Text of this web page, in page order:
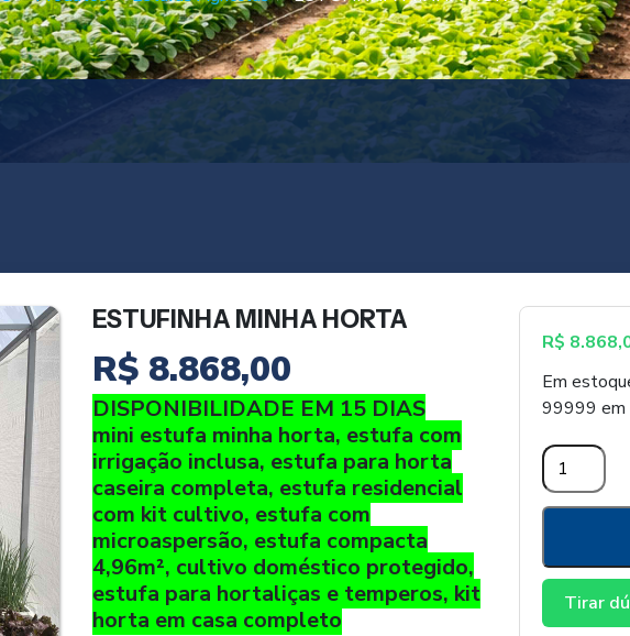
ESTUFINHA MINHA HORTA
R$ 8.868,00
DISPONIBILIDADE EM 15 DIAS
mini estufa minha horta, estufa com
irrigação inclusa, estufa para horta
caseira completa, estufa residencial
com kit cultivo, estufa com
microaspersão, estufa compacta
4,96m², cultivo doméstico protegido,
estufa para hortaliças e temperos, kit
horta em casa completo
R$
Em
99999 em
ESTUFINHA
MINHA
HORTA
Tirar